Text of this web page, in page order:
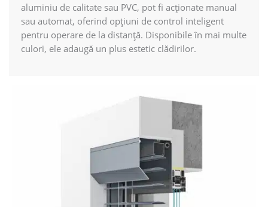
aluminiu de calitate sau PVC, pot fi acționate manual
sau automat, oferind opțiuni de control inteligent
pentru operare de la distanță. Disponibile în mai multe
culori, ele adaugă un plus estetic clădirilor.